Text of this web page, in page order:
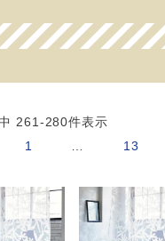
261 -280件表示
1
13